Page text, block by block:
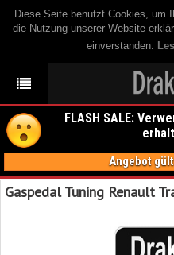
Diese Seite benutzt Cookies, um
die Nutzung unserer Website
einverstanden.
FLASH SALE:
Angebot
Gaspedal Tuning Renault